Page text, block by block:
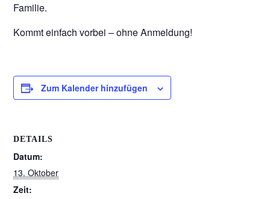
Familie.
Kommt einfach vorbei – ohne Anmeldung!
Zum Kalender hinzufügen
DETAILS
Datum:
13. Oktober
Zeit: